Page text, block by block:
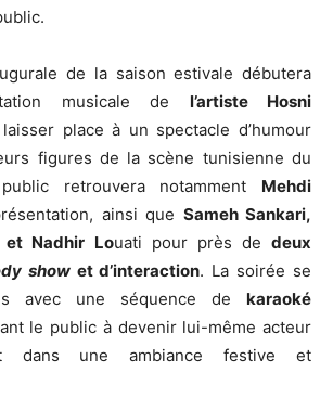
de la saison estivale débutera
musicale de l’artiste Hosni
place à un spectacle d’humour
figures de la scène tunisienne du
retrouvera notamment Mehdi
ainsi que Sameh Sankari,
et Nadhir Louati pour près de deux
showet d’interaction. La soirée se
avec une séquence de karaoké
le public à devenir lui-même acteur
dans une ambiance festive et